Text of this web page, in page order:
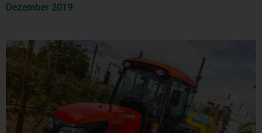
Dezember 2019